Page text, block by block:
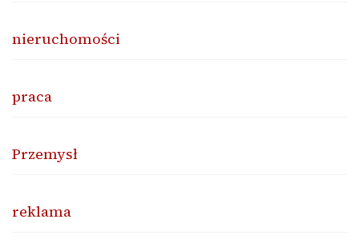
nieruchomości
praca
Przemysł
reklama